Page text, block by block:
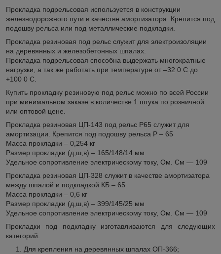
Прокладка подрельсовая используется в конструкции
железнодорожного пути в качестве амортизатора. Крепится под
подошву рельса или под металлические подкладки.
Прокладка резиновая под рельс служит для электроизоляции
на деревянных и железобетонных шпалах.
Прокладка подрельсовая способна выдержать многократные
нагрузки, а так же работать при температуре от –32 0 C до
+100 0 С.
Купить прокладку резиновую под рельс можно по всей России
при минимальном заказе в количестве 1 штука по розничной
или оптовой цене.
Прокладка резиновая ЦП-143 под рельс Р65 служит для
амортизации. Крепится под подошву рельса Р – 65
Масса прокладки – 0,254 кг
Размер прокладки (д,ш,в) – 165/148/14 мм
Удельное сопротивление электрическому току, Ом. См ― 109
Прокладка резиновая ЦП-328 служит в качестве амортизатора
между шпалой и подкладкой КБ – 65
Масса прокладки – 0,6 кг
Размер прокладки (д,ш,в) – 399/145/25 мм
Удельное сопротивление электрическому току, Ом. См ― 109
Прокладки под подкладку изготавливаются для следующих
категорий:
Для крепления на деревянных шпалах ОП-366;